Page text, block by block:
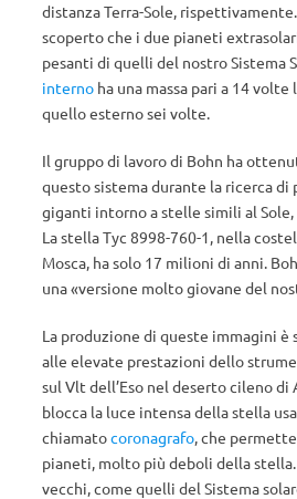
distanza Terra-Sole, rispettivamente.
scoperto che i due pianeti
pesanti di quelli del nostro Sistema
interno ha una massa pari a 14 volte
quello esterno sei volte.
Il gruppo di lavoro di Bohn ha
questo sistema durante la ricerca di
giganti intorno a stelle simili al
La stella Tyc 8998-760-1, nella
Mosca, ha solo 17 milioni di anni.
una «versione molto giovane del
La produzione di queste immagini è
alle elevate prestazioni dello
sul Vlt dell’Eso nel deserto cileno di
blocca la luce intensa della stella
chiamatocoronagrafo, che
pianeti, molto più deboli della
vecchi, come quelli del Sistema